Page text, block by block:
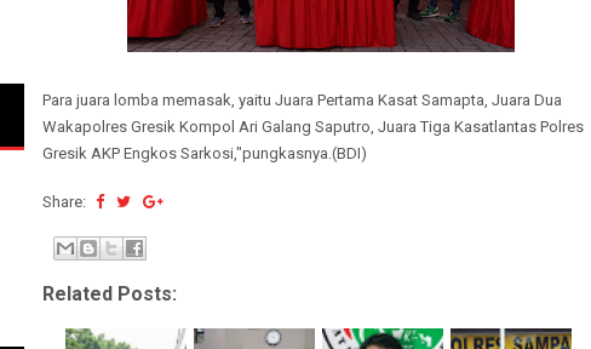
Para juara lomba memasak, yaitu Juara Pertama Kasat Samapta, Juara Dua
Wakapolres Gresik Kompol Ari Galang Saputro, Juara Tiga Kasatlantas Polres
Gresik AKP Engkos Sarkosi,"pungkasnya.(BDI)
Share:
Related Posts: